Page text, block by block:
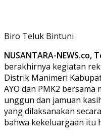
Biro Teluk Bintuni
NUSANTARA-NEWS.co,
berakhirnya kegiatan
Distrik Manimeri
AYO dan PMK2
unggun dan jamuan
yang dilaksanakan
bahwa kekeluargaan itu